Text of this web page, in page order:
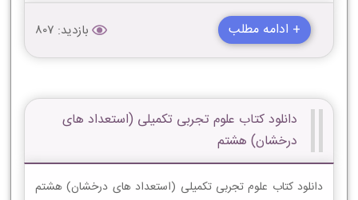
+ ادامه مطلب بازدید: 807
دانلود کتاب علوم تجربی تکمیلی (استعداد های
درخشان) هشتم
دانلود کتاب علوم تجربی تکمیلی (استعداد های درخشان) هشتم